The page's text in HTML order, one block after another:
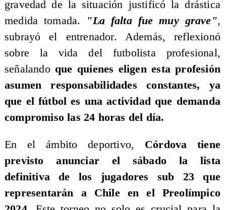
gravedad de la situación justificó la drástica
medida tomada.
"La falta fue muy grave",
subrayó el entrenador. Además, reflexionó
sobre la vida del futbolista profesional,
señalando que quienes eligen esta profesión
asumen responsabilidades constantes, ya
que el fútbol es una actividad que demanda
compromiso las 24 horas del día.
En el ámbito deportivo, Córdova tiene
previsto anunciar el sábado la lista
definitiva de los jugadores sub 23 que
representarán a Chile en el Preolímpico